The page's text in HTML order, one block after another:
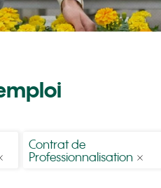
Contrat de
Professionnalisation